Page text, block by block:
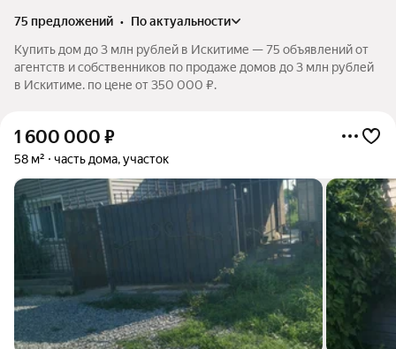
75 предложений •
по актуальности
Купить дом до 3 млн рублей в Искитиме — 75 объявлений от
агентств и собственников по продаже домов до 3 млн рублей
в Искитиме. по цене от 350 000 ₽.
1 600 000 ₽
58 м² часть дома, участок